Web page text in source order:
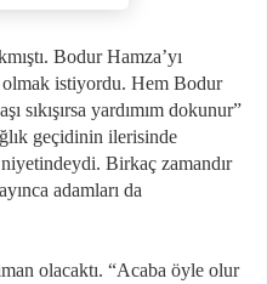
Bodur Hamza’yı
olmak istiyordu. Hem Bodur
sıkışırsa yardımım dokunur”
geçidinin ilerisinde
niyetindeydi. Birkaç zamandır
adamları da
olacaktı. “Acaba öyle olur